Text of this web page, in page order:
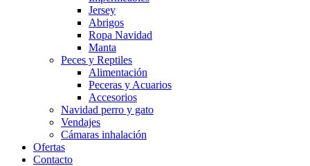
Jersey
Abrigos
Ropa Navidad
Manta
Peces y Reptiles
Alimentación
Peceras y Acuarios
Accesorios
Navidad perro y gato
Vendajes
Cámaras inhalación
Ofertas
Contacto